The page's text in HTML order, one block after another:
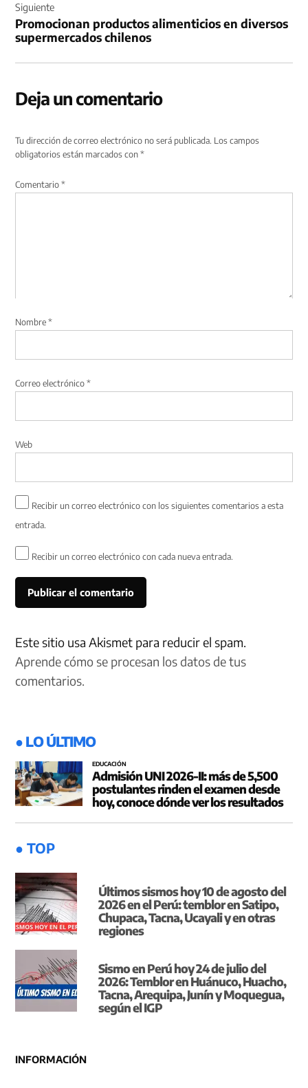
Siguiente
Promocionan productos alimenticios en diversos
supermercados chilenos
Deja un comentario
Tu dirección de correo electrónico no será publicada. Los campos
obligatorios están marcados con*
Comentario*
Nombre*
Correo electrónico*
Web
Recibir un correo electrónico con los siguientes comentarios a esta
entrada.
Recibir un correo electrónico con cada nueva entrada.
Este sitio usa Akismet para reducir el spam.
Aprende cómo se procesan los datos de tus
comentarios.
● LO ÚLTIMO
EDUCACIÓN
Admisión UNI 2026-II: más de 5,500
postulantes rinden el examen desde
hoy, conoce dónde ver los resultados
● TOP
Últimos sismos hoy 10 de agosto del
2026 en el Perú: temblor en Satipo,
Chupaca, Tacna, Ucayali y en otras
regiones
Sismo en Perú hoy 24 de julio del
2026: Temblor en Huánuco, Huacho,
Tacna, Arequipa, Junín y Moquegua,
según el IGP
INFORMACIÓN